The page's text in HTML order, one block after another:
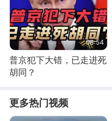
08:54
普京犯下大错，已走进死
胡同？
更多热门视频